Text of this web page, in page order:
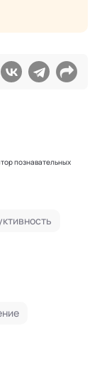
познавательных